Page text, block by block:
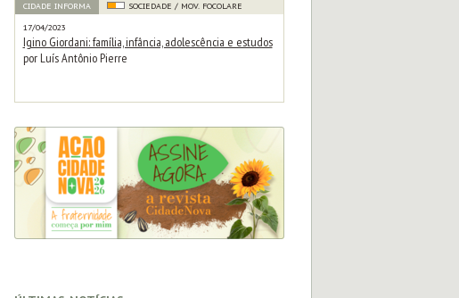
CIDADE INFORMA SOCIEDADE / MOV. FOCOLARE
17/04/2023
Igino Giordani: família, infância, adolescência e estudos
por Luís Antônio Pierre